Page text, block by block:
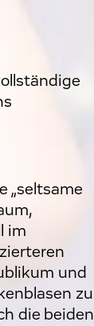
„seltsame
im
und
zu
die beiden